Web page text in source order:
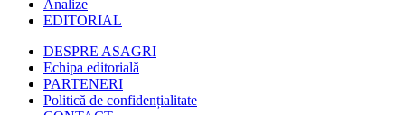
Analize
EDITORIAL
DESPRE ASAGRI
Echipa editorială
PARTENERI
Politică de confidențialitate